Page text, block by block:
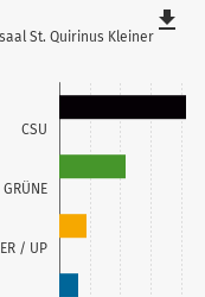
CSU
GRÜNE
/ UP
St. Quirinus Kleiner
file_download